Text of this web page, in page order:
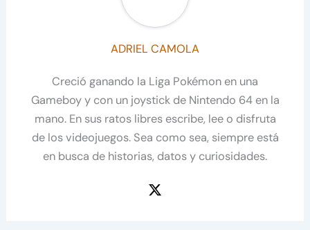
ADRIEL CAMOLA
Creció ganando la Liga Pokémon en una
Gameboy y con un joystick de Nintendo 64 en la
mano. En sus ratos libres escribe, lee o disfruta
de los videojuegos. Sea como sea, siempre está
en busca de historias, datos y curiosidades.